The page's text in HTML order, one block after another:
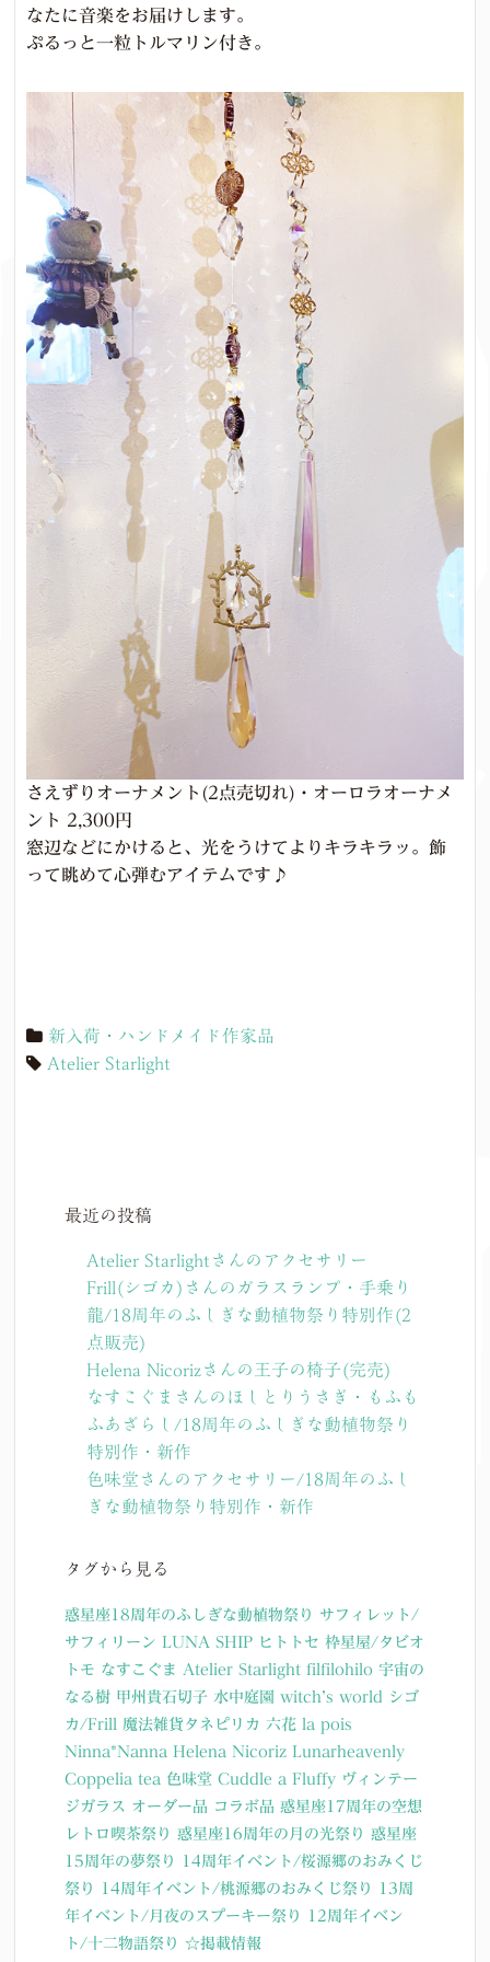
なたに音楽をお届けします。
ぷるっと一粒トルマリン付き。
さえずりオーナメント(2点売切れ)・オーロラオーナメ
ント 2,300円
窓辺などにかけると、光をうけてよりキラキラッ。飾
って眺めて心弾むアイテムです♪
新入荷・ハンドメイド作家品
Atelier Starlight
最近の投稿
Atelier Starlightさんのアクセサリー
Frill(シゴカ)さんのガラスランプ・手乗り
龍/18周年のふしぎな動植物祭り特別作(2
点販売)
Helena Nicorizさんの王子の椅子(完売)
なすこぐまさんのほしとりうさぎ・もふも
ふあざらし/18周年のふしぎな動植物祭り
特別作・新作
色味堂さんのアクセサリー/18周年のふし
ぎな動植物祭り特別作・新作
タグから見る
惑星座18周年のふしぎな動植物祭り
サフィレット/
サフィリーン
LUNA SHIP ヒトトセ 枠星屋/タビオ
トモ なすこぐま Atelier Starlight filfilohilo 宇宙の
なる樹 甲州貴石切子 水中庭園 witch’s world
シゴ
カ/Frill
魔法雑貨タネピリカ 六花
la pois
Ninna*Nanna
Helena Nicoriz
Lunarheavenly
Coppelia tea 色味堂 Cuddle a Fluffy ヴィンテー
ジガラス オーダー品 コラボ品 惑星座17周年の空想
レトロ喫茶祭り
惑星座16周年の月の光祭り
惑星座
15周年の夢祭り
14周年イベント/桜源郷のおみくじ
祭り
14周年イベント/桃源郷のおみくじ祭り
13周
年イベント/月夜のスプーキー祭り
12周年イベン
ト/十二物語祭り
☆掲載情報